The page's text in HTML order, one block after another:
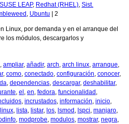
LEAP, Redhat (RHEL), Sist.
, Ubuntu 2
Linux, por demanda y en el arranque del
los módulos, descargarlos y
, ampliar, añadir, arch, arch linux, arranque,
, como, conectado, configuración, conocer,
, dependencias, descargar, deshabilitar,
, el , en, fedora, funcionalidad ,
, incrustados, información, inicio,
linux, lista, listar, los, lsmod , lspci, manjaro,
, modprobe, modulos, mostrar, negra,